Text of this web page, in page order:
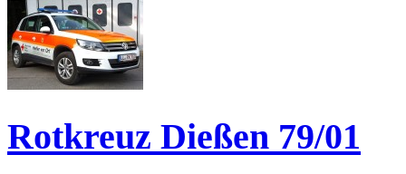
Rotkreuz Dießen 79/01